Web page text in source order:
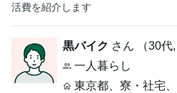
活費を紹介します
黒バイク さん （30代,
一人暮らし
東京都
寮・社宅